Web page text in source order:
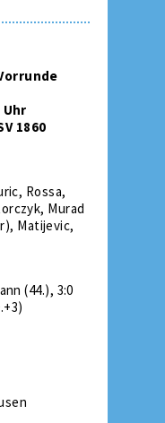
Uhr
1860
Rossa,
Murad
Matijevic,
(44.), 3:0